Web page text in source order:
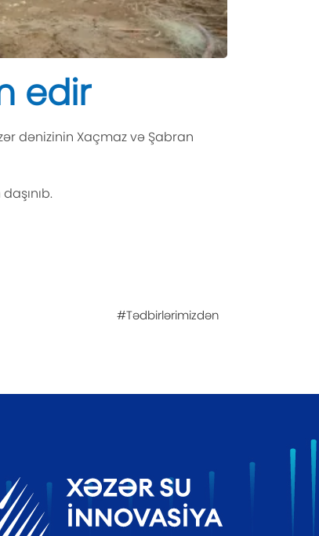
edir
dənizinin Xaçmaz və Şabran
#Tədbirlərimizdən